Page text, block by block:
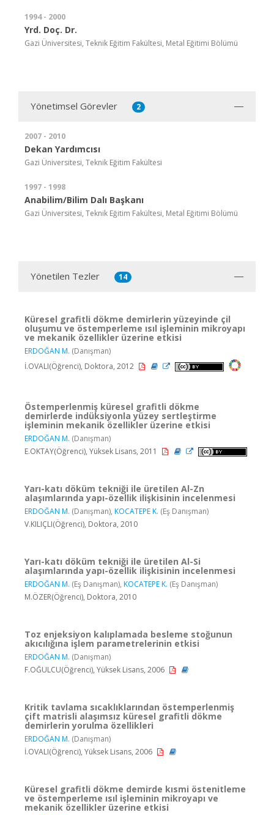
1994 - 2000
Yrd. Doç. Dr.
Gazi Üniversitesi, Teknik Eğitim Fakültesi, Metal Eğitimi Bölümü
Yönetimsel Görevler 2
2007 - 2010
Dekan Yardımcısı
Gazi Üniversitesi, Teknik Eğitim Fakültesi
1997 - 1998
Anabilim/Bilim Dalı Başkanı
Gazi Üniversitesi, Teknik Eğitim Fakültesi, Metal Eğitimi Bölümü
Yönetilen Tezler 14
Küresel grafitli dökme demirlerin yüzeyinde çil
oluşumu ve östemperleme ısıl işleminin mikroyapı
ve mekanik özellikler üzerine etkisi
ERDOĞAN M. (Danışman)
İ.OVALI(Öğrenci), Doktora, 2012
Östemperlenmiş küresel grafitli dökme
demirlerde indüksiyonla yüzey sertleştirme
işleminin mekanik özellikler üzerine etkisi
ERDOĞAN M. (Danışman)
E.OKTAY(Öğrenci), Yüksek Lisans, 2011
Yarı-katı döküm tekniği ile üretilen Al-Zn
alaşımlarında yapı-özellik ilişkisinin incelenmesi
ERDOĞAN M. (Danışman), KOCATEPE K. (Eş Danışman)
V.KILIÇLI(Öğrenci), Doktora, 2010
Yarı-katı döküm tekniği ile üretilen Al-Si
alaşımlarında yapı-özellik ilişkisinin incelenmesi
ERDOĞAN M. (Eş Danışman), KOCATEPE K. (Eş Danışman)
M.ÖZER(Öğrenci), Doktora, 2010
Toz enjeksiyon kalıplamada besleme stoğunun
akıcılığına işlem parametrelerinin etkisi
ERDOĞAN M. (Danışman)
F.OĞULCU(Öğrenci), Yüksek Lisans, 2006
Kritik tavlama sıcaklıklarından östemperlenmiş
çift matrisli alaşımsız küresel grafitli dökme
demirlerin yorulma özellikleri
ERDOĞAN M. (Danışman)
İ.OVALI(Öğrenci), Yüksek Lisans, 2006
Küresel grafitli dökme demirde kısmi östenitleme
ve östemperleme ısıl işleminin mikroyapı ve
mekanik özellikler üzerine etkisi